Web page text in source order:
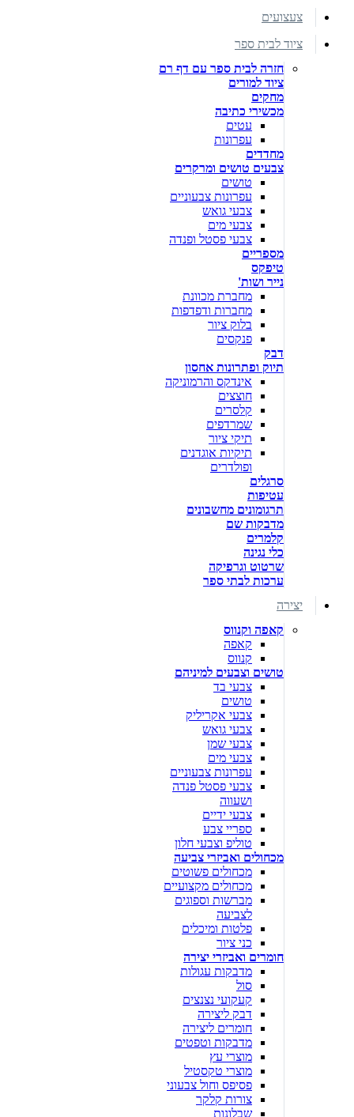
צעצועים
ציוד לבית ספר
חזרה לבית ספר עם דף רם
ציוד למורים
מחקים
מכשירי כתיבה
עטים
עפרונות
מחדדים
צבעים טושים ומרקרים
טושים
עפרונות צבעוניים
צבעי גואש
צבעי מים
צבעי פסטל ופנדה
מספריים
טיפקס
נייר ושות'
מחברת מכוונת
מחברות ודפדפות
בלוק ציור
פנקסים
דבק
תיוק ופתרונות אחסון
אינדקס והרמוניקה
חוצצים
קלסרים
שמרדפים
תיקי ציור
תיקיות אוגדנים
ופולדרים
סרגלים
עטיפות
תרגומונים מחשבונים
מדבקות שם
קלמרים
כלי נגינה
שרטוט וגרפיקה
ערכות לבתי ספר
יצירה
קאפה וקנווס
קאפה
קנווס
טושים וצבעים למיניהם
צבעי בד
טושים
צבעי אקריליק
צבעי גואש
צבעי שמן
צבעי מים
עפרונות צבעוניים
צבעי פסטל פנדה
ושעווה
צבעי ידיים
ספריי צבע
טוליפ וצבעי חלון
מכחולים ואביזרי צביעה
מכחולים פשוטים
מכחולים מקצועיים
מברשות וספוגים
לצביעה
פלטות ומיכלים
כני ציור
חומרים ואביזרי יצירה
מדבקות עגולות
סול
קעקועי נצנצים
דבק ליצירה
חומרים ליצירה
מדבקות וטפטים
מוצרי עץ
מוצרי טקסטיל
פסיפס וחול צבעוני
צורות קלקר
שבלונות